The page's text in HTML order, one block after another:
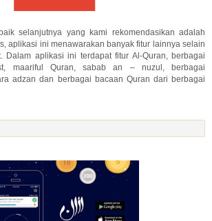
selanjutnya yang kami rekomendasikan adalah
aplikasi ini menawarakan banyak fitur lainnya selain
Dalam aplikasi ini terdapat fitur Al-Quran, berbagai
maariful Quran, sabab an – nuzul, berbagai
adzan dan berbagai bacaan Quran dari berbagai